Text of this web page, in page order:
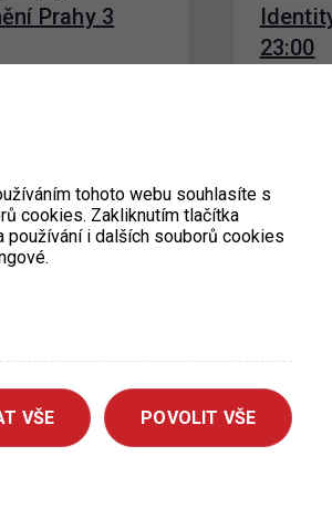
Prahy 3
vozovnou
23:00
Dne
nebude
účtu
občana.
KC
Za Žižkovskou
o parkovací
P+R
14. 7.
Od 12.
1; Zličín
tohoto webu souhlasíte s
cookies. Zakliknutím tlačítka
používání i dalších souborů cookies
VŠE POVOLIT VŠE